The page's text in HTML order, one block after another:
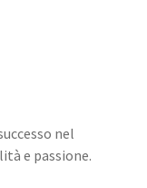
nel
e passione.